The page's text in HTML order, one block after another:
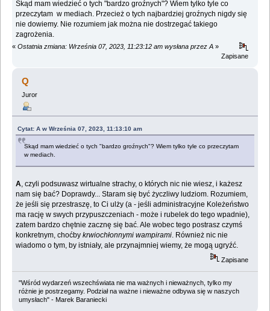
Skąd mam wiedzieć o tych "bardzo groźnych"? Wiem tylko tyle co
przeczytam w mediach. Przecież o tych najbardziej groźnych nigdy się
nie dowiemy. Nie rozumiem jak można nie dostrzegać takiego
zagrożenia.
« Ostatnia zmiana: Września 07, 2023, 11:23:12 am wysłana przez A »
Zapisane
Q
Juror
Cytat: A w Września 07, 2023, 11:13:10 am
Skąd mam wiedzieć o tych "bardzo groźnych"? Wiem tylko tyle co przeczytam
w mediach.
A, czyli podsuwasz wirtualne strachy, o których nic nie wiesz, i każesz
nam się bać? Doprawdy... Staram się być życzliwy ludziom. Rozumiem,
że jeśli się przestraszę, to Ci ulży (a - jeśli administracyjne Koleżeństwo
ma rację w swych przypuszczeniach - może i rubelek do tego wpadnie),
zatem bardzo chętnie zacznę się bać. Ale wobec tego postrasz czymś
konkretnym, choćbykrwiochłonnymi wampirami. Również nic nie
wiadomo o tym, by istniały, ale przynajmniej wiemy, że mogą ugryźć.
Zapisane
"Wśród wydarzeń wszechświata nie ma ważnych i nieważnych, tylko my
różnie je postrzegamy. Podział na ważne i nieważne odbywa się w naszych
umysłach" - Marek Baraniecki